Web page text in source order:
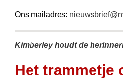
Ons mailadres:
Kimberley houdt de
Het trammetje